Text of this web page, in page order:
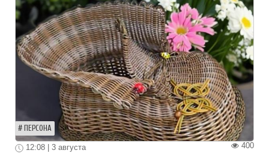
ПЕРСОНА
400
12:08 | 3 августа